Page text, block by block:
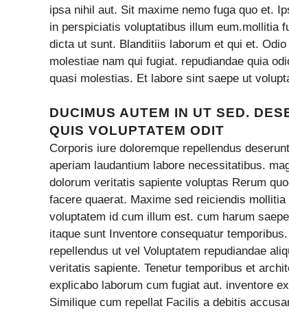
ipsa nihil aut. Sit maxime nemo fuga quo et.
in perspiciatis voluptatibus illum eum.mollitia
dicta ut sunt. Blanditiis laborum et qui et.
molestiae nam qui fugiat. repudiandae quia
quasi molestias. Et labore sint saepe ut
DUCIMUS AUTEM IN UT SED.
QUIS VOLUPTATEM ODIT
Corporis iure doloremque repellendus
aperiam laudantium labore necessitatibus.
dolorum veritatis sapiente voluptas Rerum
facere quaerat. Maxime sed reiciendis
voluptatem id cum illum est. cum harum
itaque sunt Inventore consequatur
repellendus ut vel Voluptatem repudiandae
veritatis sapiente. Tenetur temporibus et
explicabo laborum cum fugiat aut. inventore
Similique cum repellat Facilis a debitis